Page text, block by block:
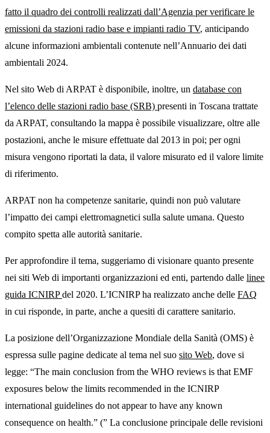
fatto il quadro dei controlli realizzati dall’Agenzia per verificare le
emissioni da stazioni radio base e impianti radio TV, anticipando
alcune informazioni ambientali contenute nell’Annuario dei dati
ambientali 2024.
Nel sito Web di ARPAT è disponibile, inoltre, un database con
l’elenco delle stazioni radio base (SRB) presenti in Toscana trattate
da ARPAT, consultando la mappa è possibile visualizzare, oltre alle
postazioni, anche le misure effettuate dal 2013 in poi; per ogni
misura vengono riportati la data, il valore misurato ed il valore limite
di riferimento.
ARPAT non ha competenze sanitarie, quindi non può valutare
l’impatto dei campi elettromagnetici sulla salute umana. Questo
compito spetta alle autorità sanitarie.
Per approfondire il tema, suggeriamo di visionare quanto presente
nei siti Web di importanti organizzazioni ed enti, partendo dalle linee
guida ICNIRPdel 2020. L’ICNIRP ha realizzato anche delle FAQ
in cui risponde, in parte, anche a quesiti di carattere sanitario.
La posizione dell’Organizzazione Mondiale della Sanità (OMS) è
espressa sulle pagine dedicate al tema nel suo sito Web, dove si
legge: “The main conclusion from the WHO reviews is that EMF
exposures below the limits recommended in the ICNIRP
international guidelines do not appear to have any known
consequence on health.” (” La conclusione principale delle revisioni